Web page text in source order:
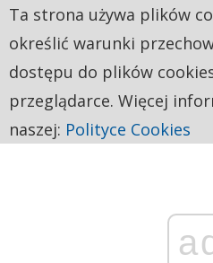
Ta strona używa plików
określić warunki
dostępu do plików
przeglądarce. Więcej
naszej: Polityce Cookies